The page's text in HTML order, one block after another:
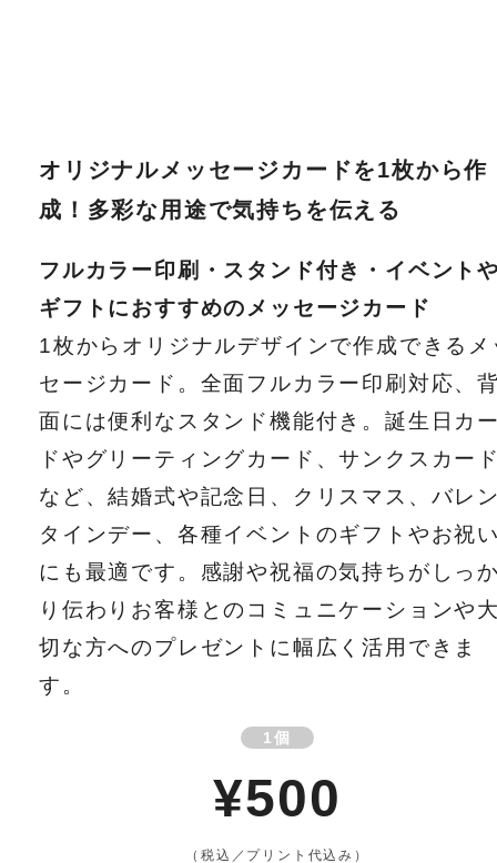
オリジナルメッセージカードを1枚から作
成！多彩な用途で気持ちを伝える
フルカラー印刷・スタンド付き・イベント
ギフトにおすすめのメッセージカード
1枚からオリジナルデザインで作成できるメ
セージカード。全面フルカラー印刷対応、
面には便利なスタンド機能付き。誕生日カ
ドやグリーティングカード、サンクスカー
など、結婚式や記念日、クリスマス、バレ
タインデー、各種イベントのギフトやお祝
にも最適です。感謝や祝福の気持ちがしっ
り伝わりお客様とのコミュニケーションや
切な方へのプレゼントに幅広く活用できま
す。
1個
¥500
（税込／プリント代込み）